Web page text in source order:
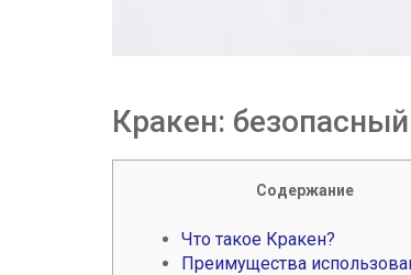
Кракен:
Содержание
Что такое Кракен?
Преимущества